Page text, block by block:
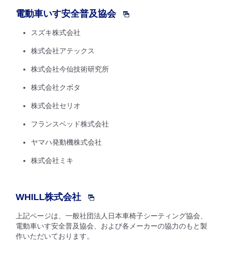
電動車いす安全普及協会
スズキ株式会社
株式会社アテックス
株式会社今仙技術研究所
株式会社クボタ
株式会社セリオ
フランスベッド株式会社
ヤマハ発動機株式会社
株式会社ミキ
WHILL株式会社
上記ページは、一般社団法人日本車椅子シーティング協会、
電動車いす安全普及協会、および各メーカーの協力のもと製
作いただいております。